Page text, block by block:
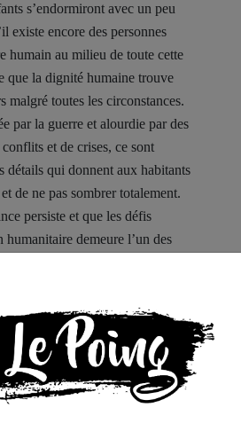
s’endormiront avec un peu
existe encore des personnes
humain au milieu de toute cette
que la dignité humaine trouve
malgré toutes les circonstances.
par la guerre et alourdie par des
et de crises, ce sont
détails qui donnent aux habitants
de ne pas sombrer totalement.
persiste et que les défis
humanitaire demeure l’un des
de Gaza.
aux familles de Khan Younis
drive/folders/